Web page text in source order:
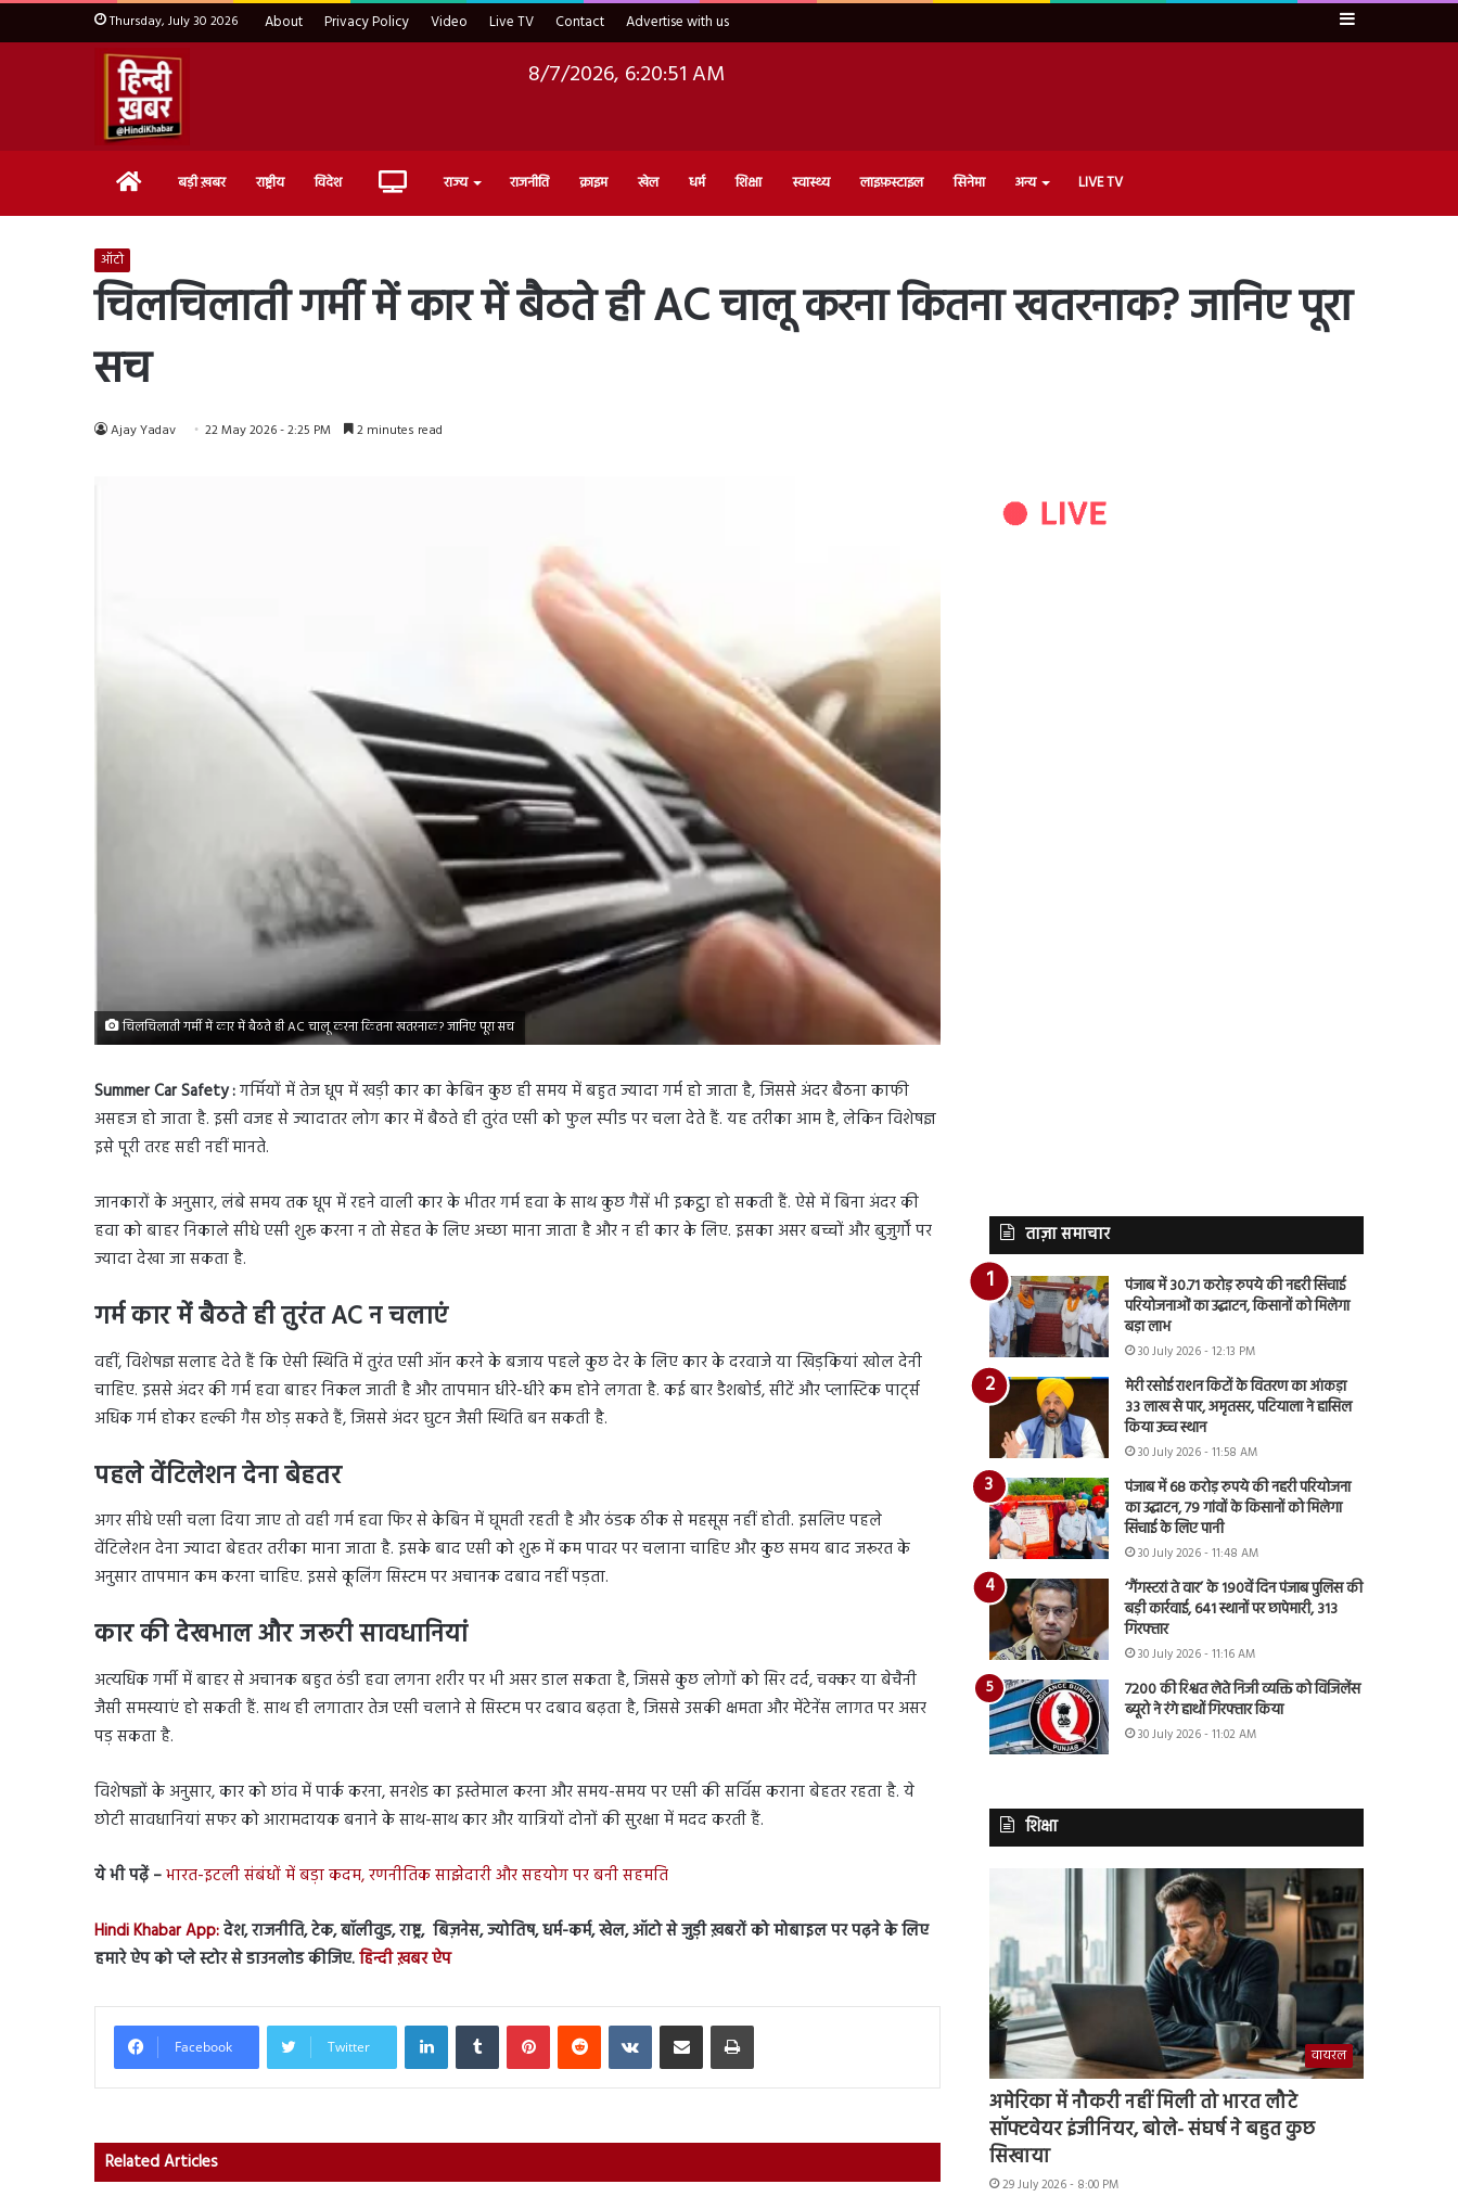
Thursday, July 30 2026 About Privacy Policy Video Live TV Contact Advertise with us Sidebar
8/7/2026, 6:20:52 AM
Home बड़ी ख़बर राष्ट्रीय विदेश Live राज्य राजनीति क्राइम खेल धर्म शिक्षा स्वास्थ्य लाइफ़स्टाइल सिनेमा अन्य LIVE TV
ऑटो
चिलचिलाती गर्मी में कार में बैठते ही AC चालू करना कितना खतरनाक? जानिए पूरा
सच
Ajay Yadav 22 May 2026 - 2:25 PM 2 minutes read
चिलचिलाती गर्मी में कार में बैठते ही AC चालू करना कितना खतरनाक? जानिए पूरा सच
Summer Car Safety :गर्मियों में तेज धूप में खड़ी कार का केबिन कुछ ही समय में बहुत ज्यादा गर्म हो जाता है, जिससे अंदर बैठना काफी
असहज हो जाता है. इसी वजह से ज्यादातर लोग कार में बैठते ही तुरंत एसी को फुल स्पीड पर चला देते हैं. यह तरीका आम है, लेकिन विशेषज्ञ
इसे पूरी तरह सही नहीं मानते.
जानकारों के अनुसार, लंबे समय तक धूप में रहने वाली कार के भीतर गर्म हवा के साथ कुछ गैसें भी इकट्ठा हो सकती हैं. ऐसे में बिना अंदर की
हवा को बाहर निकाले सीधे एसी शुरू करना न तो सेहत के लिए अच्छा माना जाता है और न ही कार के लिए. इसका असर बच्चों और बुजुर्गों पर
ज्यादा देखा जा सकता है.
गर्म कार में बैठते ही तुरंत AC न चलाएं
वहीं, विशेषज्ञ सलाह देते हैं कि ऐसी स्थिति में तुरंत एसी ऑन करने के बजाय पहले कुछ देर के लिए कार के दरवाजे या खिड़कियां खोल देनी
चाहिए. इससे अंदर की गर्म हवा बाहर निकल जाती है और तापमान धीरे-धीरे कम होने लगता है. कई बार डैशबोर्ड, सीटें और प्लास्टिक पार्ट्स
अधिक गर्म होकर हल्की गैस छोड़ सकते हैं, जिससे अंदर घुटन जैसी स्थिति बन सकती है.
पहले वेंटिलेशन देना बेहतर
अगर सीधे एसी चला दिया जाए तो वही गर्म हवा फिर से केबिन में घूमती रहती है और ठंडक ठीक से महसूस नहीं होती. इसलिए पहले
वेंटिलेशन देना ज्यादा बेहतर तरीका माना जाता है. इसके बाद एसी को शुरू में कम पावर पर चलाना चाहिए और कुछ समय बाद जरूरत के
अनुसार तापमान कम करना चाहिए. इससे कूलिंग सिस्टम पर अचानक दबाव नहीं पड़ता.
कार की देखभाल और जरूरी सावधानियां
अत्यधिक गर्मी में बाहर से अचानक बहुत ठंडी हवा लगना शरीर पर भी असर डाल सकता है, जिससे कुछ लोगों को सिर दर्द, चक्कर या बेचैनी
जैसी समस्याएं हो सकती हैं. साथ ही लगातार तेज एसी चलाने से सिस्टम पर दबाव बढ़ता है, जिससे उसकी क्षमता और मेंटेनेंस लागत पर असर
पड़ सकता है.
विशेषज्ञों के अनुसार, कार को छांव में पार्क करना, सनशेड का इस्तेमाल करना और समय-समय पर एसी की सर्विस कराना बेहतर रहता है. ये
छोटी सावधानियां सफर को आरामदायक बनाने के साथ-साथ कार और यात्रियों दोनों की सुरक्षा में मदद करती हैं.
ये भी पढ़ें –भारत-इटली संबंधों में बड़ा कदम, रणनीतिक साझेदारी और सहयोग पर बनी सहमति
Hindi Khabar App:देश, राजनीति, टेक, बॉलीवुड, राष्ट्र, बिज़नेस, ज्योतिष, धर्म-कर्म, खेल, ऑटो से जुड़ी ख़बरों को मोबाइल पर पढ़ने के लिए
हमारे ऐप को प्ले स्टोर से डाउनलोड कीजिए.हिन्दी ख़बर ऐप
Facebook Twitter
LinkedInTumblr PinterestReddit VKontakteShare via Email Print
Related Articles
ताज़ा समाचार
पंजाब में 30.71 करोड़ रुपये की नहरी सिंचाई
परियोजनाओं का उद्घाटन, किसानों को मिलेगा
बड़ा लाभ
30 July 2026 - 12:13 PM
मेरी रसोई राशन किटों के वितरण का आंकड़ा
33 लाख से पार, अमृतसर, पटियाला ने हासिल
किया उच्च स्थान
30 July 2026 - 11:58 AM
पंजाब में 68 करोड़ रुपये की नहरी परियोजना
का उद्घाटन, 79 गांवों के किसानों को मिलेगा
सिंचाई के लिए पानी
30 July 2026 - 11:48 AM
‘गैंगस्टरां ते वार’ के 190वें दिन पंजाब पुलिस की
बड़ी कार्रवाई, 641 स्थानों पर छापेमारी, 313
गिरफ्तार
30 July 2026 - 11:16 AM
7200 की रिश्वत लेते निजी व्यक्ति को विजिलेंस
ब्यूरो ने रंगे हाथों गिरफ्तार किया
30 July 2026 - 11:02 AM
शिक्षा
वायरल
अमेरिका में नौकरी नहीं मिली तो भारत लौटे
सॉफ्टवेयर इंजीनियर, बोले- संघर्ष ने बहुत कुछ
सिखाया
29 July 2026 - 8:00 PM